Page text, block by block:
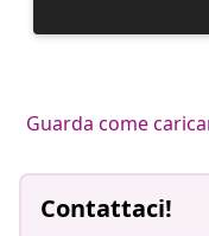
Guarda come
Contattaci!